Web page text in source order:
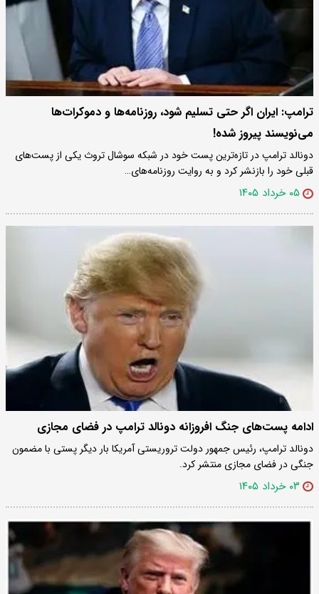
ترامپ: ایران اگر حتی تسلیم شود، روزنامه‌ها و دموکرات‌ها
می‌نویسند پیروز شده!
دونالد ترامپ در تازه‌ترین پست خود در شبکه سوشال تروث یکی از پست‌های
قبلی خود را بازنشر کرد و به روایت روزنامه‌های…
۰۵ خرداد ۱۴۰۵
ادامه پست‌های جنگ افروزانه دونالد ترامپ در فضای مجازی
دونالد ترامپ، رئیس جمهور دولت تروریستی آمریکا بار دیگر پستی با مضمون
جنگی در فضای مجازی منتشر کرد.
۰۳ خرداد ۱۴۰۵